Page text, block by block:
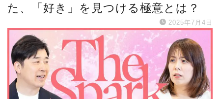
た、「好き」を見つける極意とは？
2025年7月4日